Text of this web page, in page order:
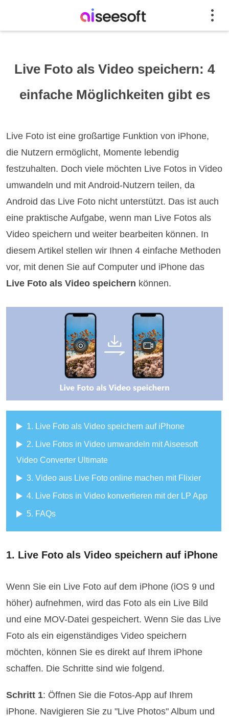
Live Foto als Video speichern: 4
einfache Möglichkeiten gibt es
Live Foto ist eine großartige Funktion von iPhone,
die Nutzern ermöglicht, Momente lebendig
festzuhalten. Doch viele möchten Live Fotos in Video
umwandeln und mit Android-Nutzern teilen, da
Android das Live Foto nicht unterstützt. Das ist auch
eine praktische Aufgabe, wenn man Live Fotos als
Video speichern und weiter bearbeiten können. In
diesem Artikel stellen wir Ihnen 4 einfache Methoden
vor, mit denen Sie auf Computer und iPhone das
Live Foto als Video speichern können.
1. Live Foto als Video speichern auf iPhone
2. Live Fotos in Video umwandeln mit Aiseesoft
Video Converter Ultimate
3. Video aus Live Foto online machen mit Flixier
4. Live Fotos in Video konvertieren mit der LP App
5. FAQs
1. Live Foto als Video speichern auf iPhone
Wenn Sie ein Live Foto auf dem iPhone (iOS 9 und
höher) aufnehmen, wird das Foto als ein Live Bild
und eine MOV-Datei gespeichert. Wenn Sie das Live
Foto als ein eigenständiges Video speichern
möchten, können Sie es direkt auf Ihrem iPhone
schaffen. Die Schritte sind wie folgend.
Schritt 1: Öffnen Sie die Fotos-App auf Ihrem
iPhone. Navigieren Sie zu "Live Photos" Album und